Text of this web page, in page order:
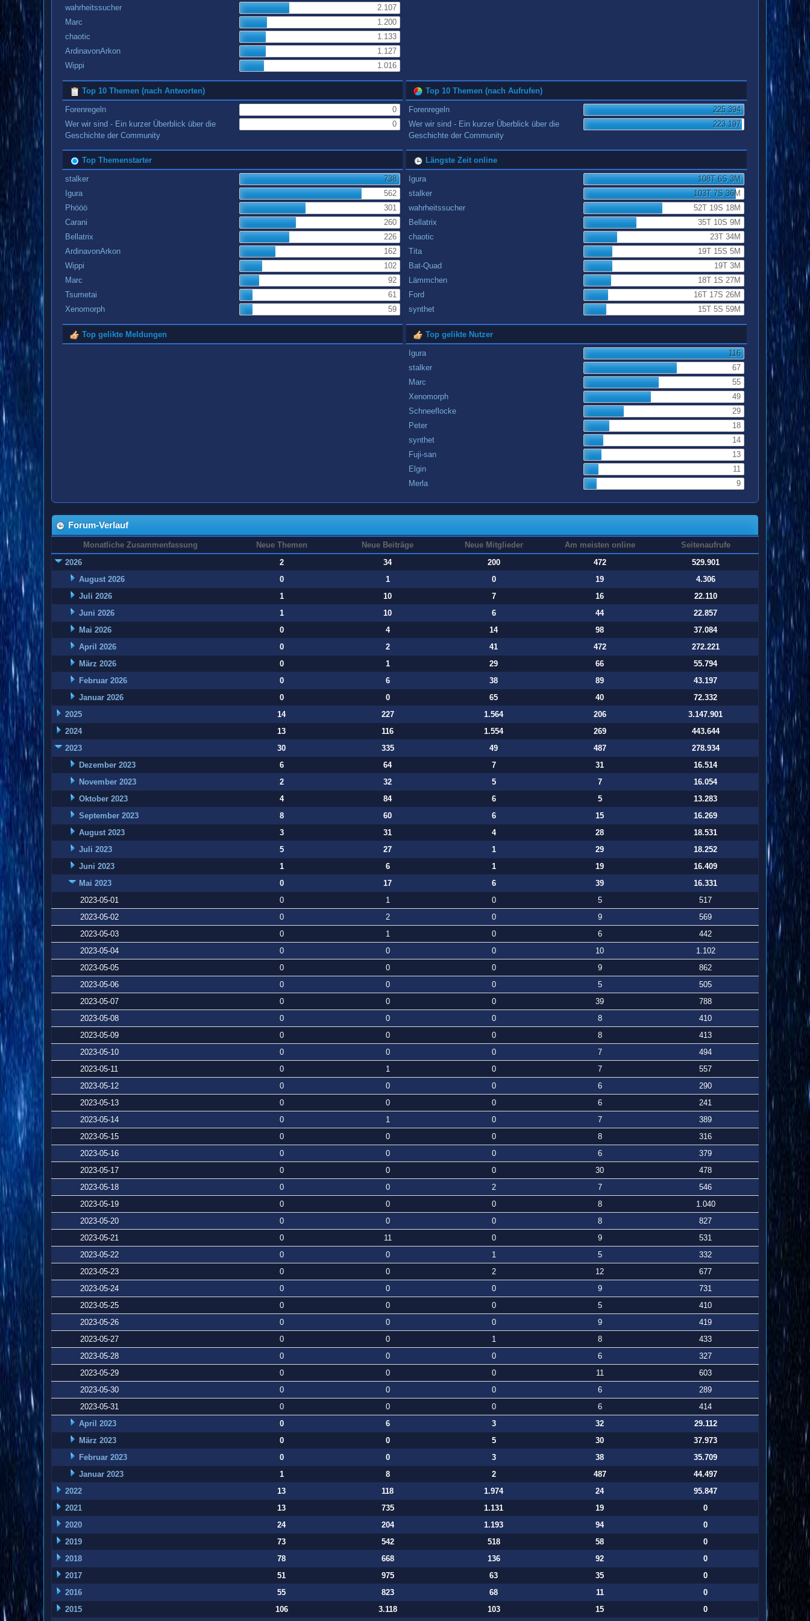
wahrheitssucher
2.107
Marc
1.200
chaotic
1.133
ArdinavonArkon
1.127
Wippi
1.016
Top 10 Themen (nach Antworten)
Forenregeln
0
Wer wir sind - Ein kurzer Überblick über die
Geschichte der Community
0
Top 10 Themen (nach Aufrufen)
Forenregeln
225.394
Wer wir sind - Ein kurzer Überblick über die
Geschichte der Community
223.197
Top Themenstarter
stalker
738
Igura
562
Phööö
301
Carani
260
Bellatrix
226
ArdinavonArkon
162
Wippi
102
Marc
92
Tsumetai
61
Xenomorph
59
Längste Zeit online
Igura
108T 6S 3M
stalker
103T 7S 36M
wahrheitssucher
52T 19S 18M
Bellatrix
35T 10S 9M
chaotic
23T 34M
Tita
19T 15S 5M
Bat-Quad
19T 3M
Lämmchen
18T 1S 27M
Ford
16T 17S 26M
synthet
15T 5S 59M
Top gelikte Meldungen Top gelikte Nutzer
Igura
116
stalker
67
Marc
55
Xenomorph
49
Schneeflocke
29
Peter
18
synthet
14
Fuji-san
13
Elgin
11
Merla
9
Forum-Verlauf
Monatliche Zusammenfassung Neue Themen Neue Beiträge Neue Mitglieder Am meisten online
Seitenaufrufe
2026
2 34 200 472
529.901
August 2026
0 1 0 19
4.306
Juli 2026
1 10 7 16
22.110
Juni 2026
1 10 6 44
22.857
Mai 2026
0 4 14 98
37.084
April 2026
0 2 41 472
272.221
März 2026
0 1 29 66
55.794
Februar 2026
0 6 38 89
43.197
Januar 2026
0 0 65 40
72.332
2025
14 227 1.564 206
3.147.901
2024
13 116 1.554 269
443.644
2023
30 335 49 487
278.934
Dezember 2023
6 64 7 31
16.514
November 2023
2 32 5 7
16.054
Oktober 2023
4 84 6 5
13.283
September 2023
8 60 6 15
16.269
August 2023
3 31 4 28
18.531
Juli 2023
5 27 1 29
18.252
Juni 2023
1 6 1 19
16.409
Mai 2023
0 17 6 39
16.331
2023-05-01
0 1 0 5
517
2023-05-02
0 2 0 9
569
2023-05-03
0 1 0 6
442
2023-05-04
0 0 0 10
1.102
2023-05-05
0 0 0 9
862
2023-05-06
0 0 0 5
505
2023-05-07
0 0 0 39
788
2023-05-08
0 0 0 8
410
2023-05-09
0 0 0 8
413
2023-05-10
0 0 0 7
494
2023-05-11
0 1 0 7
557
2023-05-12
0 0 0 6
290
2023-05-13
0 0 0 6
241
2023-05-14
0 1 0 7
389
2023-05-15
0 0 0 8
316
2023-05-16
0 0 0 6
379
2023-05-17
0 0 0 30
478
2023-05-18
0 0 2 7
546
2023-05-19
0 0 0 8
1.040
2023-05-20
0 0 0 8
827
2023-05-21
0 11 0 9
531
2023-05-22
0 0 1 5
332
2023-05-23
0 0 2 12
677
2023-05-24
0 0 0 9
731
2023-05-25
0 0 0 5
410
2023-05-26
0 0 0 9
419
2023-05-27
0 0 1 8
433
2023-05-28
0 0 0 6
327
2023-05-29
0 0 0 11
603
2023-05-30
0 0 0 6
289
2023-05-31
0 0 0 6
414
April 2023
0 6 3 32
29.112
März 2023
0 0 5 30
37.973
Februar 2023
0 0 3 38
35.709
Januar 2023
1 8 2 487
44.497
2022
13 118 1.974 24
95.847
2021
13 735 1.131 19
0
2020
24 204 1.193 94
0
2019
73 542 518 58
0
2018
78 668 136 92
0
2017
51 975 63 35
0
2016
55 823 68 11
0
2015
106 3.118 103 15 0